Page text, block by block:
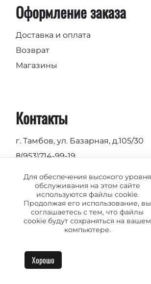
Оформление заказа
Доставка и оплата
Возврат
Магазины
Контакты
г. Тамбов, ул. Базарная, д.105/30
8(953)714-99-19
info@vermond.ru
Для обеспечения высокого уровня
обслуживания на этом сайте
используются файлы cookie.
Продолжая его использование, вы
соглашаетесь с тем, что файлы
cookie будут сохраняться на вашем
компьютере.
Хорошо